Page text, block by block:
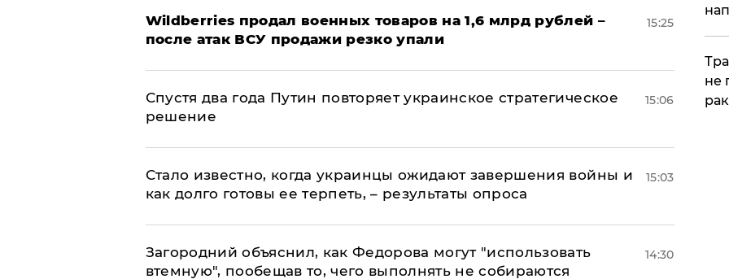
​Wildberries продал военных товаров на 1,6 млрд рублей –
после атак ВСУ продажи резко упали
15:25
Спустя два года Путин повторяет украинское стратегическое
решение
15:06
Стало известно, когда украинцы ожидают завершения войны и
как долго готовы ее терпеть, – результаты опроса
15:03
Загородний объяснил, как Федорова могут "использовать
втемную", пообещав то, чего выполнять не собираются
14:30
не